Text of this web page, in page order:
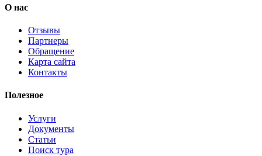
О нас
Отзывы
Партнеры
Обращение
Карта сайта
Контакты
Полезное
Услуги
Документы
Статьи
Поиск тура